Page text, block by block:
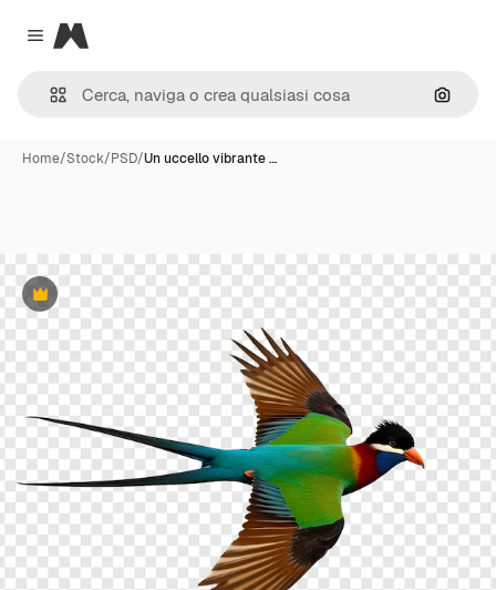
Close menu
Magnific
Cerca
Home/Stock/PSD/Un uccello vibrante …
Premium